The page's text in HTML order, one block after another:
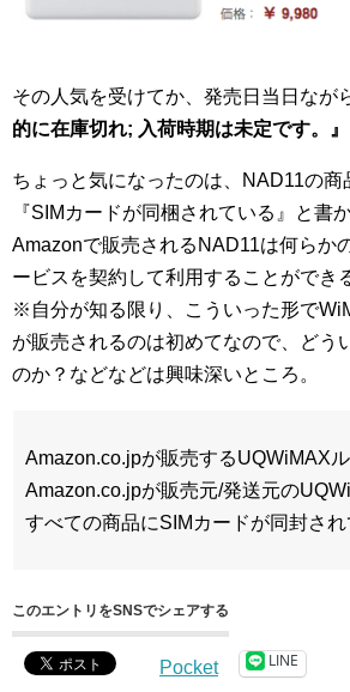
その人気を受けてか、発売日当日なが
的に在庫切れ; 入荷時期は未定です。』
ちょっと気になったのは、NAD11の商
『SIMカードが同梱されている』と書
Amazonで販売されるNAD11は何らか
ービスを契約して利用することができ
※自分が知る限り、こういった形で
が販売されるのは初めてなので、どう
のか？などなどは興味深いところ。
Amazon.co.jpが販売するUQWiMAX
Amazon.co.jpが販売元/発送元の
すべての商品にSIMカードが同封され
このエントリをSNSでシェアする
Pocket LINE